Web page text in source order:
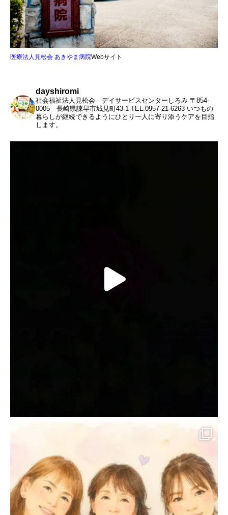
医療法人見松会 あきやま病院Webサイト
dayshiromi
社会福祉法人見松会 デイサービスセンターしろみ 〒854-
0005 長崎県諫早市城見町43-1 TEL.0957-21-6263 いつもの
暮らしが継続できるようにひとり一人に寄り添うケアを目指
します。